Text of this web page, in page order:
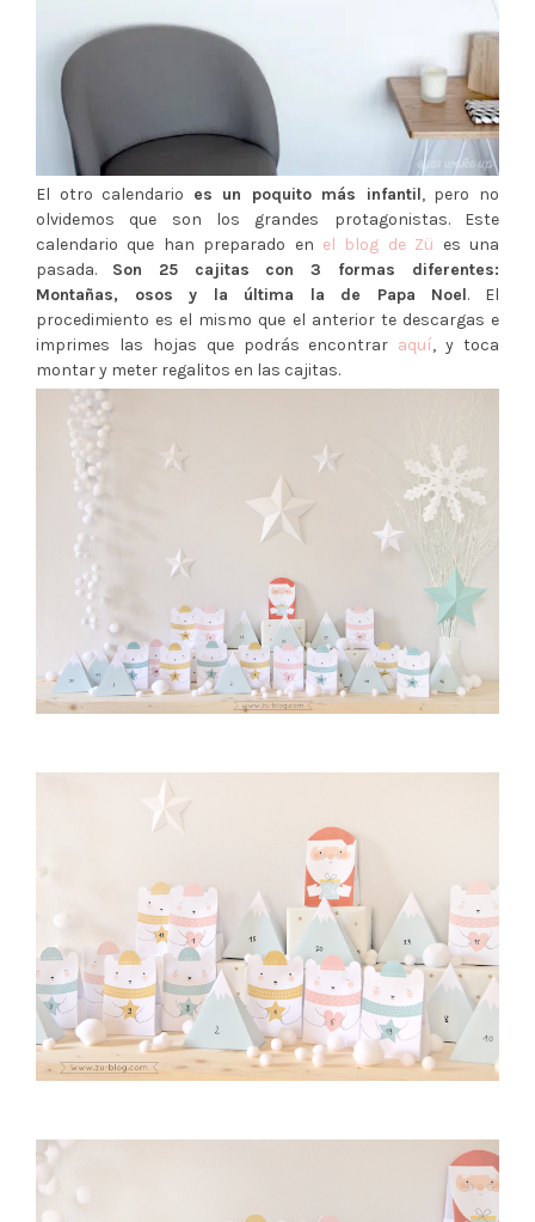
El otro calendario es un poquito más infantil, pero no
olvidemos que son los grandes protagonistas. Este
calendario que han preparado en el blog de Zü es una
pasada. Son 25 cajitas con 3 formas diferentes:
Montañas, osos y la última la de Papa Noel. El
procedimiento es el mismo que el anterior te descargas e
imprimes las hojas que podrás encontrar aquí, y toca
montar y meter regalitos en las cajitas.